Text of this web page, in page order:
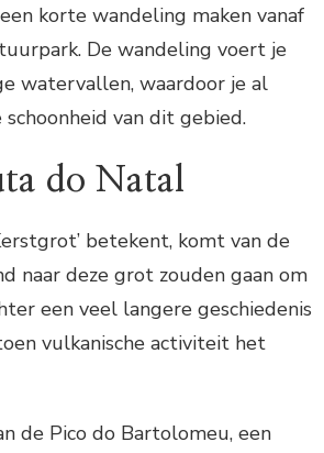
korte wandeling maken vanaf
De wandeling voert je
watervallen, waardoor je al
van dit gebied.
do Natal
betekent, komt van de
naar deze grot zouden gaan om
een veel langere geschiedenis
vulkanische activiteit het
de Pico do Bartolomeu, een